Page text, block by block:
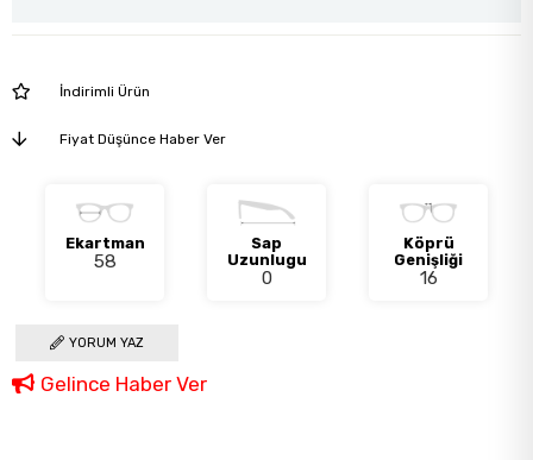
İndirimli Ürün
Fiyat Düşünce Haber Ver
Ekartman
58
Sap
Uzunlugu
0
Köprü
Genişliği
16
YORUM YAZ
Gelince Haber Ver